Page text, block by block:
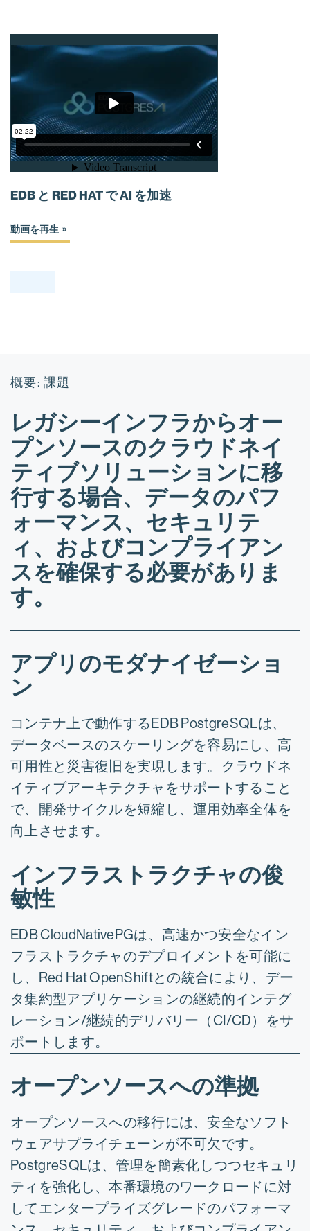
EDB と RED HAT で AI を加速
動画を再生
概要: 課題
レガシーインフラからオー
プンソースのクラウドネイ
ティブソリューションに移
行する場合、データのパフ
ォーマンス、セキュリテ
ィ、およびコンプライアン
スを確保する必要がありま
す。
アプリのモダナイゼーショ
ン
コンテナ上で動作するEDB PostgreSQLは、
データベースのスケーリングを容易にし、高
可用性と災害復旧を実現します。クラウドネ
イティブアーキテクチャをサポートすること
で、開発サイクルを短縮し、運用効率全体を
向上させます。
インフラストラクチャの俊
敏性
EDB CloudNativePGは、高速かつ安全なイン
フラストラクチャのデプロイメントを可能に
し、Red Hat OpenShiftとの統合により、デー
タ集約型アプリケーションの継続的インテグ
レーション/継続的デリバリー（CI/CD）をサ
ポートします。
オープンソースへの準拠
オープンソースへの移行には、安全なソフト
ウェアサプライチェーンが不可欠です。
PostgreSQLは、管理を簡素化しつつセキュリ
ティを強化し、本番環境のワークロードに対
してエンタープライズグレードのパフォーマ